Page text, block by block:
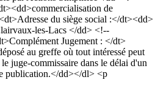
de
du siège social :</dt><dd>
les-Lacs </dd> <!--
Jugement : </dt>
au greffe où tout intéressé peut
juge-commissaire dans le délai d'un
publication.</dd></dl> <p